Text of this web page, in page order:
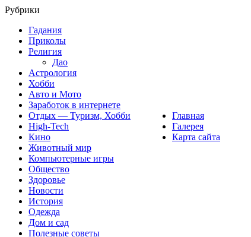
Главная
Галерея
Карта сайта
Рубрики
Гадания
Приколы
Религия
Дао
Астрология
Хобби
Авто и Мото
Заработок в интернете
Отдых — Туризм, Хобби
High-Tech
Кино
Животный мир
Компьютерные игры
Общество
Здоровье
Новости
История
Одежда
Дом и сад
Полезные советы